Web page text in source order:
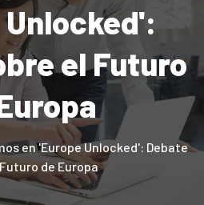
el Futuro
en 'Europe Unlocked': Debate
de Europa